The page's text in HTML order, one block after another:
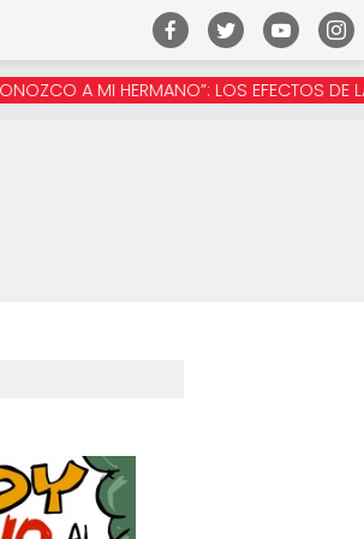
LOS EFECTOS DE LA MANÓSFERA